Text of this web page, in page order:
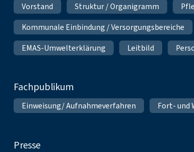
Vorstand Struktur / Organigramm
Kommunale Einbindung / Versorgungsbereiche
EMAS-Umwelterklärung
Leitbild
Fachpublikum
Einweisung/ Aufnahmeverfahren Fort- und
Presse